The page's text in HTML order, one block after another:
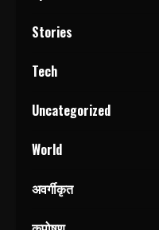
Stories
Tech
Uncategorized
World
अवर्गीकृत